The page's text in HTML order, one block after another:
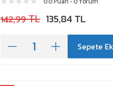
142,99 TL 135,84 TL
Sepete